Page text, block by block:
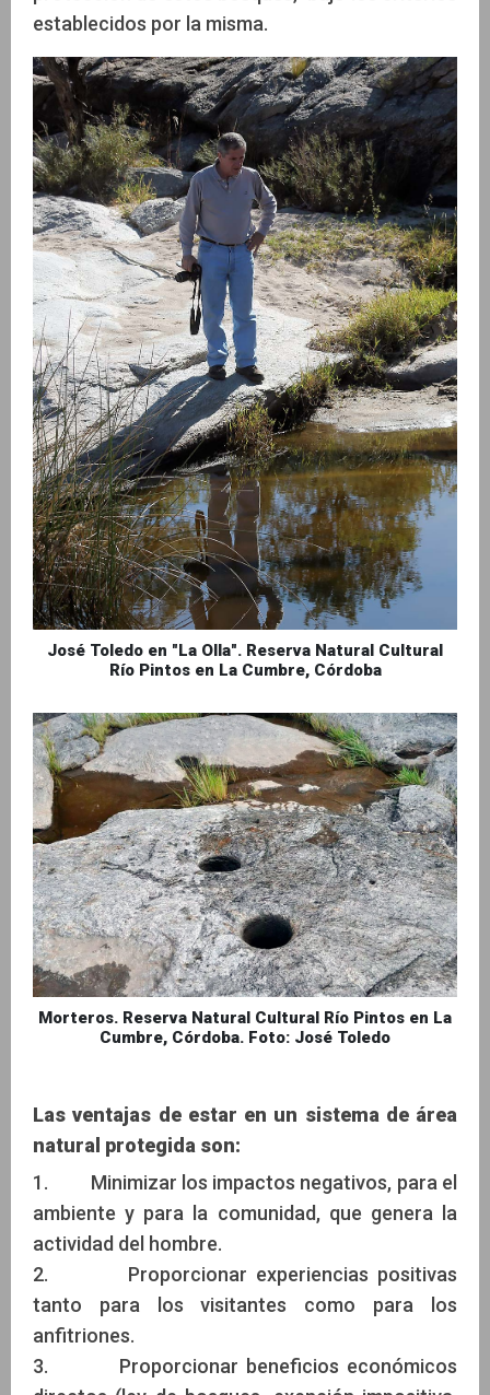
establecidos por la misma.
José Toledo en "La Olla". Reserva Natural Cultural
Río Pintos en La Cumbre, Córdoba
Morteros. Reserva Natural Cultural Río Pintos en La
Cumbre, Córdoba. Foto: José Toledo
Las ventajas de estar en un sistema de área
natural protegida son:
1. Minimizar los impactos negativos, para el
ambiente y para la comunidad, que genera la
actividad del hombre.
2. Proporcionar experiencias positivas
tanto para los visitantes como para los
anfitriones.
3. Proporcionar beneficios económicos